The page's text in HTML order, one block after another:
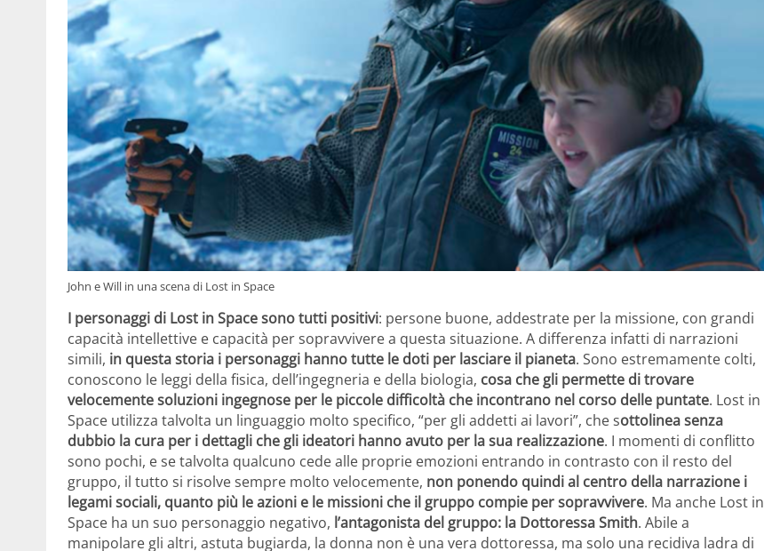
John e Will in una scena di Lost in Space
I personaggi di Lost in Space sono tutti positivi: persone buone, addestrate per la missione, con grandi
capacità intellettive e capacità per sopravvivere a questa situazione. A differenza infatti di narrazioni
simili, in questa storia i personaggi hanno tutte le doti per lasciare il pianeta. Sono estremamente colti,
conoscono le leggi della fisica, dell’ingegneria e della biologia, cosa che gli permette di trovare
velocemente soluzioni ingegnose per le piccole difficoltà che incontrano nel corso delle puntate. Lost in
Space utilizza talvolta un linguaggio molto specifico, “per gli addetti ai lavori”, che sottolinea senza
dubbio la cura per i dettagli che gli ideatori hanno avuto per la sua realizzazione. I momenti di conflitto
sono pochi, e se talvolta qualcuno cede alle proprie emozioni entrando in contrasto con il resto del
gruppo, il tutto si risolve sempre molto velocemente, non ponendo quindi al centro della narrazione i
legami sociali, quanto più le azioni e le missioni che il gruppo compie per sopravvivere. Ma anche Lost in
Space ha un suo personaggio negativo, l’antagonista del gruppo: la Dottoressa Smith. Abile a
manipolare gli altri, astuta bugiarda, la donna non è una vera dottoressa, ma solo una recidiva ladra di